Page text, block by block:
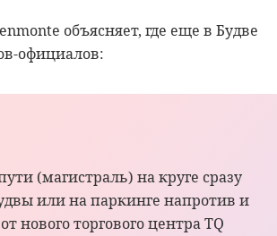
объясняет, где еще в Будве
официалов:
(магистраль) на круге сразу
или на паркинге напротив и
нового торгового центра TQ